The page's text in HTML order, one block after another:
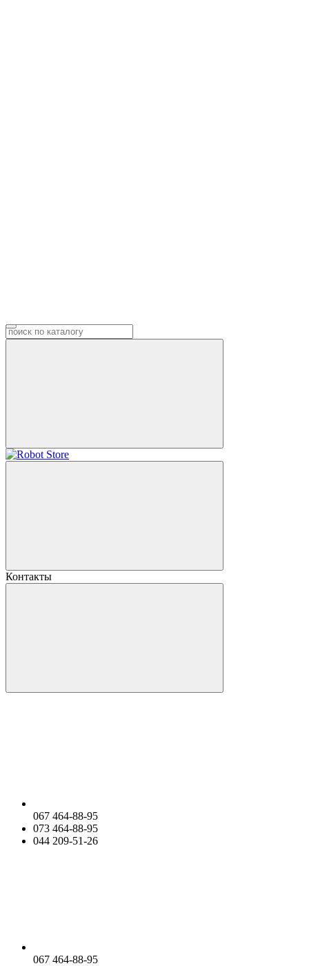
Контакты
067 464-88-95
073 464-88-95
044 209-51-26
067 464-88-95